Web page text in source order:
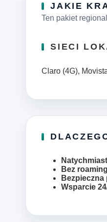
JAKIE
Ten pakiet
SIECI
Claro (4G),
Bez
Bezpieczna
Wsparcie